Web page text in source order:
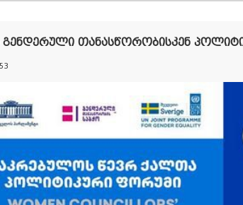
გენდერული თანასწორობისკენ